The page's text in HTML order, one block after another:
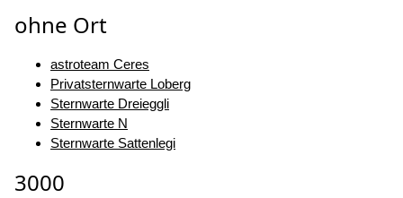
ohne Ort
astroteam Ceres
Privatsternwarte Loberg
Sternwarte Dreieggli
Sternwarte N
Sternwarte Sattenlegi
3000